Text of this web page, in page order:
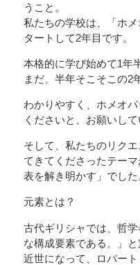
うこと。
私たちの学校は、「ホ
タートして2年目です。
本格的に学び始めて1年
まだ、半年そこそこの2
わかりやすく、ホメオ
くださいと、お願いして
そして、私たちのリク
てきてくださったテー
表を解き明かす」でした
元素とは？
古代ギリシャでは、哲
な構成要素である。」と
近世になって、ロバー